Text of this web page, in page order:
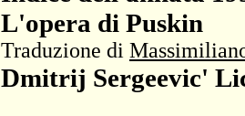
L'opera di Puskin
Traduzione di
Dmitrij Sergeevic'